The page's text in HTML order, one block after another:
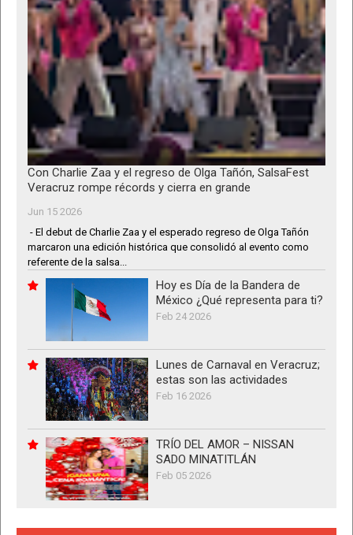
Con Charlie Zaa y el regreso de Olga Tañón, SalsaFest
Veracruz rompe récords y cierra en grande
Jun 15 2026
- El debut de Charlie Zaa y el esperado regreso de Olga Tañón
marcaron una edición histórica que consolidó al evento como
referente de la salsa...
Hoy es Día de la Bandera de
México ¿Qué representa para ti?
Feb 24 2026
Lunes de Carnaval en Veracruz;
estas son las actividades
Feb 16 2026
TRÍO DEL AMOR – NISSAN
SADO MINATITLÁN
Feb 05 2026